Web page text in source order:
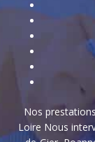
Nos
Loire Nous